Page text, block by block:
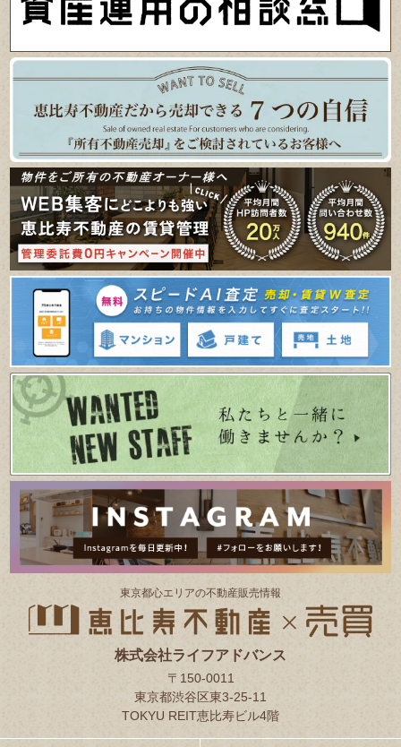
東京都⼼エリアの不動産販売情報
株式会社ライフアドバンス
〒150-0011
東京都渋谷区東3-25-11
TOKYU REIT恵比寿ビル4階